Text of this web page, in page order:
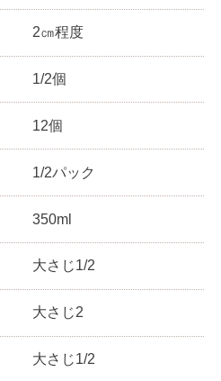
2㎝程度
1/2個
12個
1/2パック
350ml
大さじ1/2
大さじ2
大さじ1/2